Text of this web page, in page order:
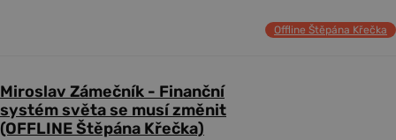
Offline Štěpána Křečka
Miroslav Zámečník - Finanční
systém světa se musí změnit
(OFFLINE Štěpána Křečka)